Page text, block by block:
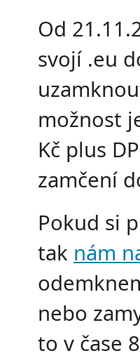
Od
svojí .eu
možnost
Kč plus
zamčení
Pokud si
tak nám
nebo
to v čase